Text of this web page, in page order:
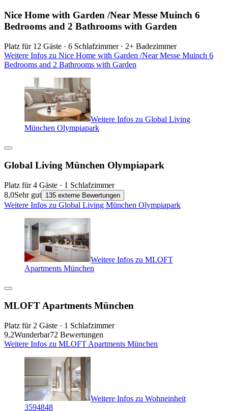
Nice Home with Garden /Near Messe Muinch 6
Bedrooms and 2 Bathrooms with Garden
Platz für 12 Gäste · 6 Schlafzimmer · 2+ Badezimmer
Weitere Infos zu Nice Home with Garden /Near Messe Muinch 6
Bedrooms and 2 Bathrooms with Garden
Weitere Infos zu Global Living
München Olympiapark
Global Living München Olympiapark
Platz für 4 Gäste · 1 Schlafzimmer
8,0Sehr gut 135 externe Bewertungen
Weitere Infos zu Global Living München Olympiapark
Weitere Infos zu MLOFT
Apartments München
MLOFT Apartments München
Platz für 2 Gäste · 1 Schlafzimmer
9,2Wunderbar72 Bewertungen
Weitere Infos zu MLOFT Apartments München
Weitere Infos zu Wohneinheit
3594848